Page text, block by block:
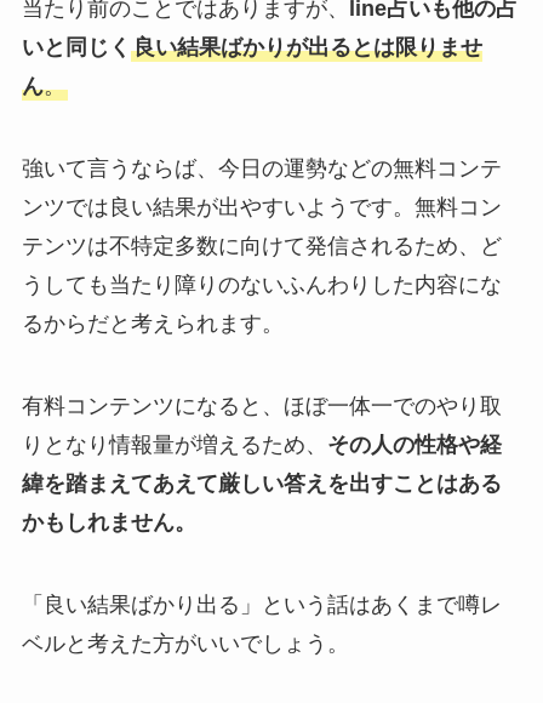
当たり前のことではありますが、
line占いも他の占
いと同じく 良い結果ばかりが出るとは限りませ
ん。
強いて言うならば、今日の運勢などの無料コンテ
ンツでは良い結果が出やすいようです。無料コン
テンツは不特定多数に向けて発信されるため、ど
うしても当たり障りのないふんわりした内容にな
るからだと考えられます。
有料コンテンツになると、ほぼ一体一でのやり取
りとなり情報量が増えるため、 その人の性格や経
緯を踏まえてあえて厳しい答えを出すことはある
かもしれません。
「良い結果ばかり出る」という話はあくまで噂レ
ベルと考えた方がいいでしょう。